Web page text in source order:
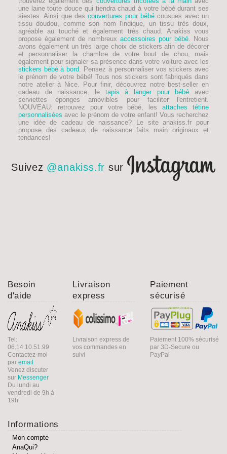
une laine toute douce qui tiendra chaud à votre bébé durant ses
siestes. Ainsi que descouvertures pour bébé cousues avec un
tissu doudou, comme son nom l'indique, un tissu très doux,
agréable au touché et également très chaud. Anakiss vous
propose également de nombreuxaccessoires pour bébé. Nous
avons également un très large choix de stickers afin de décorer
et personnaliser la chambre de votre bout de chou, mais
également pour signaler sa présence dans votre voiture avec les
stickers bébé à bord. Pensez à personnaliser vos stickers avec
le prénom de votre bébé! Tous nos stickers sont fabriqués dans
notre atelier à Nice. Pour finir, découvrez notre best-seller en
cadeau de naissance, le tapis à langer pour bébé avec
serviettes éponges amovibles pour faciliter l'entretient.
NOUVEAU: retrouvez pour votre bébé, lesattaches tétine
personnalisées avec le prénom de votre enfant! Vous recherchez
une idée de cadeau de naissance? Le site anakiss.fr pour
propose des cadeaux de naissance faits main originaux et
tendances!
Suivez @anakiss.fr sur
Besoin
d'aide
Tel:
06.14.10.51.99
Contactez-moi
par email
Venez discuter
sur Messenger
Du lundi au
vendredi de 9h à
19h
Livraison
express
Livraison express de
vos commandes en
suivi
Paiement
sécurisé
Paiement 100% sécurisé
par 3D-Secure ou
PayPal
Informations
Mon compte
AnaQui?